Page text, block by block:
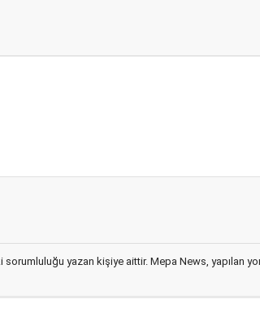
sorumluluğu yazan kişiye aittir. Mepa News, yapılan